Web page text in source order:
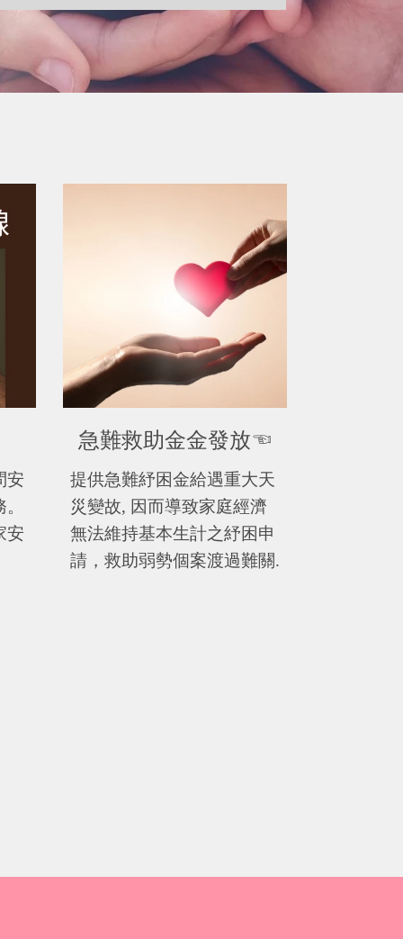
安
安
提供急難紓困金給遇重大天
災變故, 因而導致家庭經濟
無法維持基本生計之紓困申
請，救助弱勢個案渡過難關.